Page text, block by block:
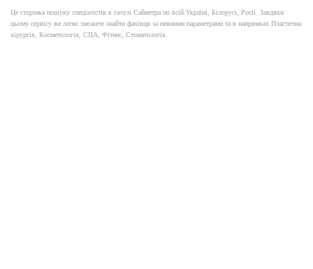
Це сторінка пошуку спеціалістів в галузі Сайметра по всій Україні, Білорусі, Росії. Завдяки
цьому сервісу ви легко зможете знайти фахівця за певними параметрами та в напрямках Пластична
хірургія, Косметологія, СПА, Фітнес, Стоматологія.